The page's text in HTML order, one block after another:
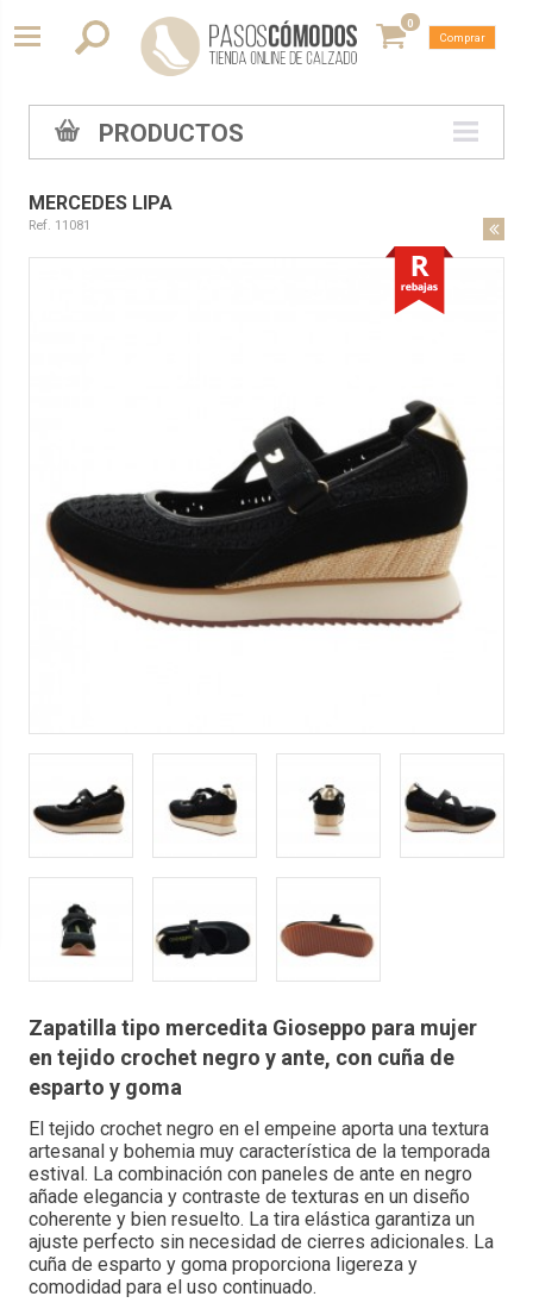
0
Comprar
PRODUCTOS
MERCEDES LIPA
Ref. 11081
Zapatilla tipo mercedita Gioseppo para mujer
en tejido crochet negro y ante, con cuña de
esparto y goma
El tejido crochet negro en el empeine aporta una textura
artesanal y bohemia muy característica de la temporada
estival. La combinación con paneles de ante en negro
añade elegancia y contraste de texturas en un diseño
coherente y bien resuelto. La tira elástica garantiza un
ajuste perfecto sin necesidad de cierres adicionales. La
cuña de esparto y goma proporciona ligereza y
comodidad para el uso continuado.